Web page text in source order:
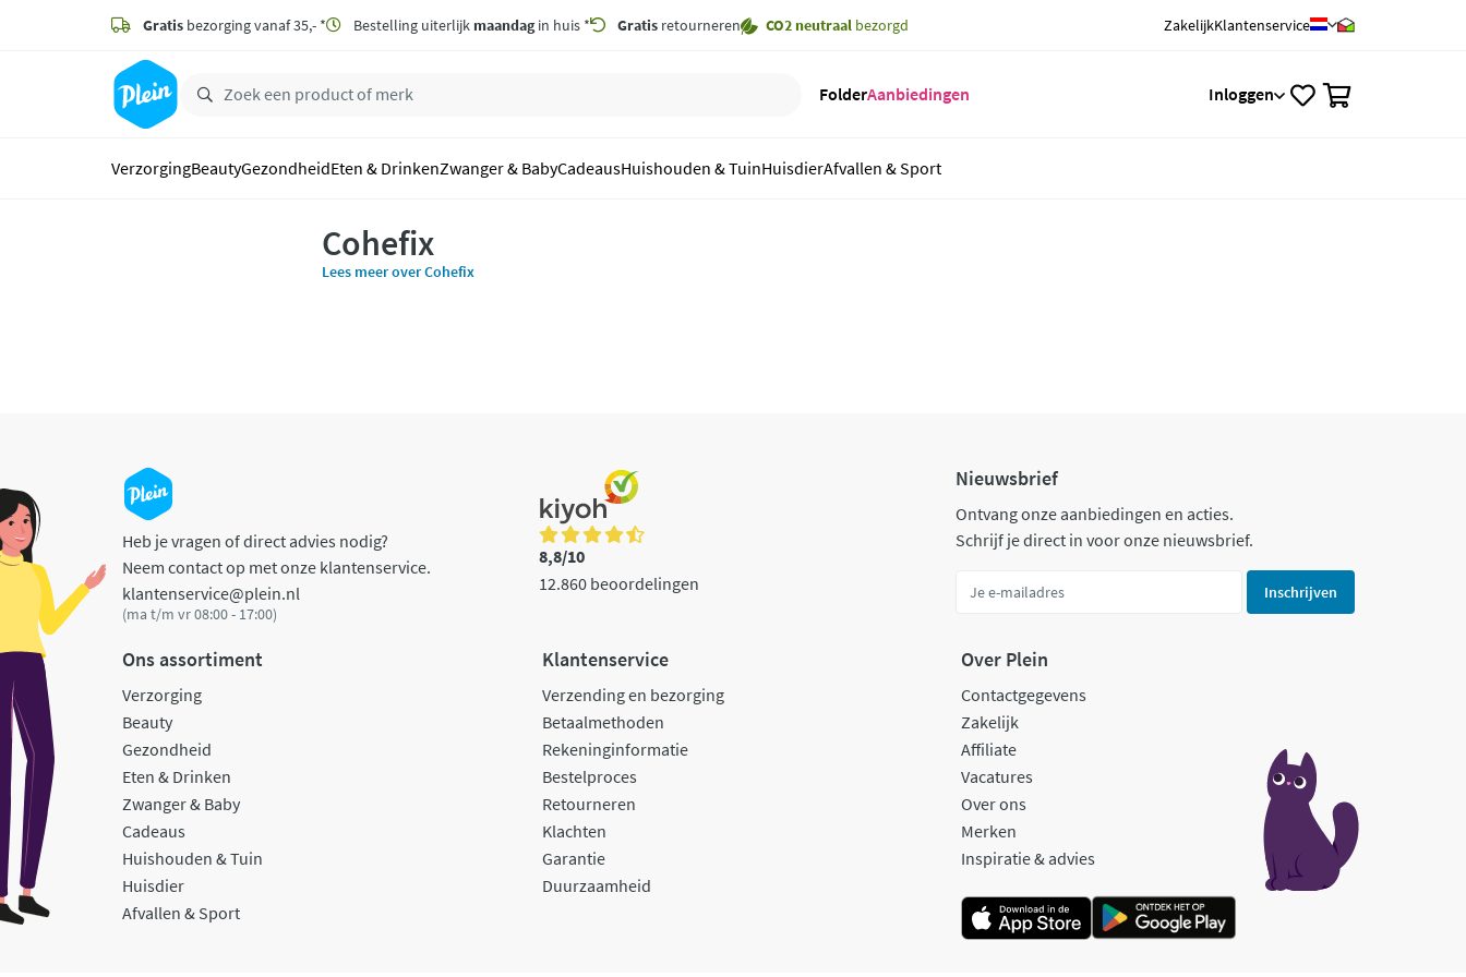
zoeken
hoofdinhoud
Gratis bezorging vanaf 35,- * Bestelling uiterlijk maandagin huis * Gratis retourneren CO2 neutraal bezorgd ZakelijkKlantenservice
FolderAanbiedingen Inloggen
VerzorgingBeautyGezondheidEten & DrinkenZwanger & BabyCadeausHuishouden & TuinHuisdierAfvallen & Sport
Cohefix
Lees meer over Cohefix
Heb je vragen of direct advies nodig?
Neem contact op met onze klantenservice.
klantenservice@plein.nl
(ma t/m vr 08:00 - 17:00)
8,8/10
12.860 beoordelingen
Nieuwsbrief
Ontvang onze aanbiedingen en acties.
Schrijf je direct in voor onze nieuwsbrief.
Inschrijven
Ons assortiment
Verzorging
Beauty
Gezondheid
Eten & Drinken
Zwanger & Baby
Cadeaus
Huishouden & Tuin
Huisdier
Afvallen & Sport
Klantenservice
Verzending en bezorging
Betaalmethoden
Rekeninginformatie
Bestelproces
Retourneren
Klachten
Garantie
Duurzaamheid
Over Plein
Contactgegevens
Zakelijk
Affiliate
Vacatures
Over ons
Merken
Inspiratie & advies